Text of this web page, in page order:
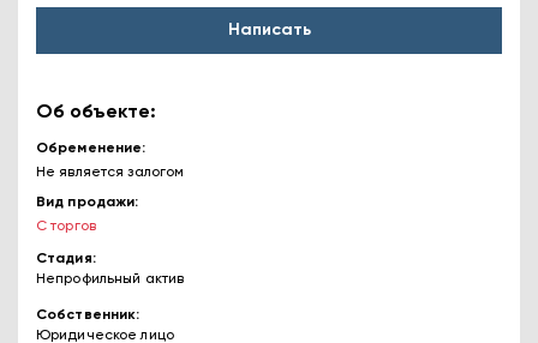
Написать
Об объекте:
Обременение
Не является залогом
Вид продажи
С торгов
Стадия
Непрофильный актив
Собственник
Юридическое лицо